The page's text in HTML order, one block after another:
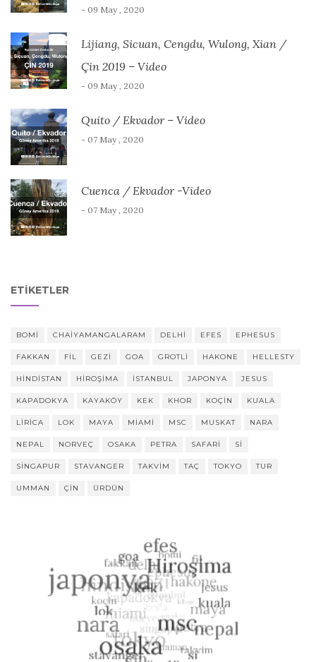
- 09 May , 2020
Lijiang, Sicuan, Cengdu, Wulong, Xian /
Çin 2019 – Video
- 09 May , 2020
Quito / Ekvador – Video
- 07 May , 2020
Cuenca / Ekvador -Video
- 07 May , 2020
ETIKETLER
BOMI CHAIYAMANGALARAM DELHI EFES EPHESUS
FAKKAN FIL GEZI GOA GROTLI HAKONE HELLESTY
HINDISTAN HIROŞIMA ISTANBUL JAPONYA JESUS
KAPADOKYA KAYAKÖY KEK KHOR KOÇIN KUALA
LIRICA LOK MAYA MIAMI MSC MUSKAT NARA
NEPAL NORVEÇ OSAKA PETRA SAFARI SI
SINGAPUR STAVANGER TAKVIM TAÇ TOKYO TUR
UMMAN ÇIN ÜRDÜN